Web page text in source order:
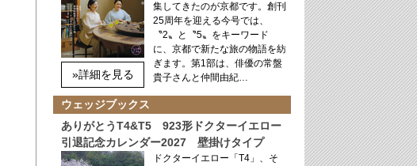
»詳細を見る
集してきたのが京都です。創刊
25周年を迎える今号では、
〝2〟と〝5〟をキーワード
に、京都で新たな旅の物語を紡
ぎます。第1部は、俳優の常盤
貴子さんと仲間由紀…
ウェッジブックス
ありがとうT4&T5 923形ドクターイエロー
引退記念カレンダー2027 壁掛けタイプ
ドクターイエロー「T4」、そ